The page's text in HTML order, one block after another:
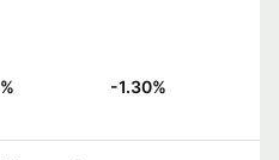
% -1.30%